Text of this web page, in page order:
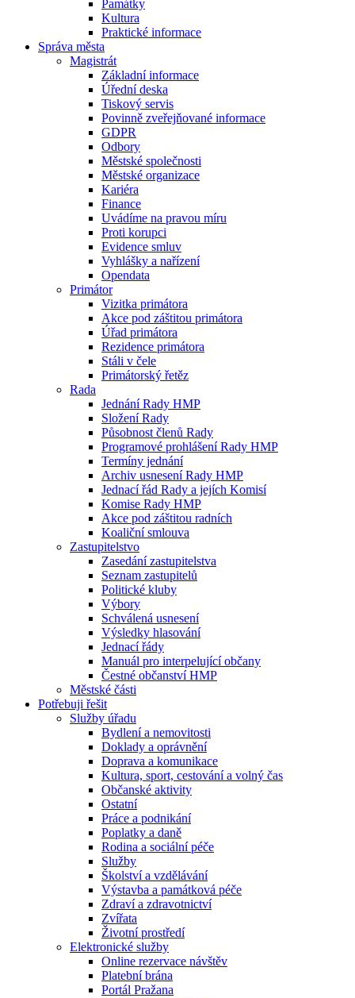
Památky
Kultura
Praktické informace
Správa města
Magistrát
Základní informace
Úřední deska
Tiskový servis
Povinně zveřejňované informace
GDPR
Odbory
Městské společnosti
Městské organizace
Kariéra
Finance
Uvádíme na pravou míru
Proti korupci
Evidence smluv
Vyhlášky a nařízení
Opendata
Primátor
Vizitka primátora
Akce pod záštitou primátora
Úřad primátora
Rezidence primátora
Stáli v čele
Primátorský řetěz
Rada
Jednání Rady HMP
Složení Rady
Působnost členů Rady
Programové prohlášení Rady HMP
Termíny jednání
Archiv usnesení Rady HMP
Jednací řád Rady a jejích Komisí
Komise Rady HMP
Akce pod záštitou radních
Koaliční smlouva
Zastupitelstvo
Zasedání zastupitelstva
Seznam zastupitelů
Politické kluby
Výbory
Schválená usnesení
Výsledky hlasování
Jednací řády
Manuál pro interpelující občany
Čestné občanství HMP
Městské části
Potřebuji řešit
Služby úřadu
Bydlení a nemovitosti
Doklady a oprávnění
Doprava a komunikace
Kultura, sport, cestování a volný čas
Občanské aktivity
Ostatní
Práce a podnikání
Poplatky a daně
Rodina a sociální péče
Služby
Školství a vzdělávání
Výstavba a památková péče
Zdraví a zdravotnictví
Zvířata
Životní prostředí
Elektronické služby
Online rezervace návštěv
Platební brána
Portál Pražana